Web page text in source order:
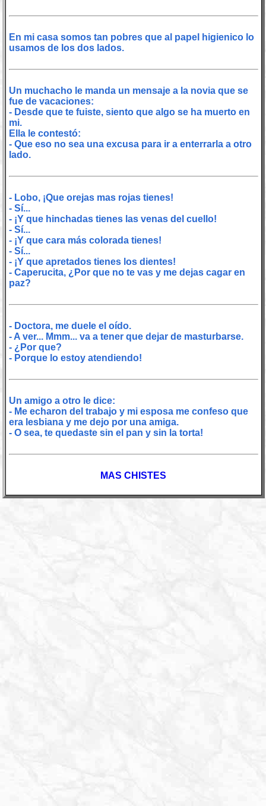
En mi casa somos tan pobres que al papel higienico lo
usamos de los dos lados.
Un muchacho le manda un mensaje a la novia que se
fue de vacaciones:
- Desde que te fuiste, siento que algo se ha muerto en
mi.
Ella le contestó:
- Que eso no sea una excusa para ir a enterrarla a otro
lado.
- Lobo, ¡Que orejas mas rojas tienes!
- Sí...
- ¡Y que hinchadas tienes las venas del cuello!
- Sí...
- ¡Y que cara más colorada tienes!
- Sí...
- ¡Y que apretados tienes los dientes!
- Caperucita, ¿Por que no te vas y me dejas cagar en
paz?
- Doctora, me duele el oído.
- A ver... Mmm... va a tener que dejar de masturbarse.
- ¿Por que?
- Porque lo estoy atendiendo!
Un amigo a otro le dice:
- Me echaron del trabajo y mi esposa me confeso que
era lesbiana y me dejo por una amiga.
- O sea, te quedaste sin el pan y sin la torta!
MAS CHISTES